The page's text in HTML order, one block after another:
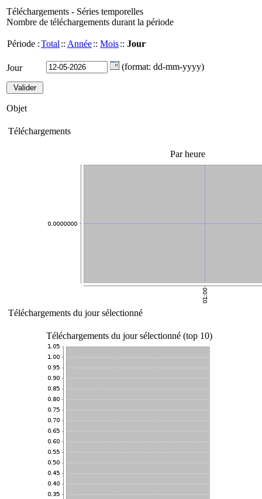
Téléchargements - Séries temporelles
Nombre de téléchargements durant la période
Période :Total :: Année:: Mois:: Jour
Jour (format: dd-mm-yyyy)
Objet
Téléchargements
Par heure
Téléchargements du jour sélectionné
Téléchargements du jour sélectionné (top 10)